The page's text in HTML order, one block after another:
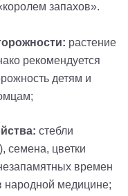
запахов».
растение
рекомендуется
детям и
cтебли
семена, цветки
времен
народной медицине;